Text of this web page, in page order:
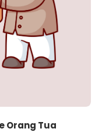
Orang Tua